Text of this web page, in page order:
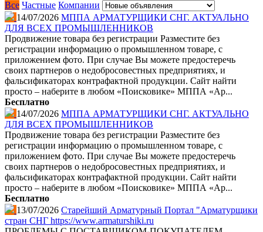
Все Частные Компании
14/07/2026 МППА АРМАТУРЩИКИ СНГ. АКТУАЛЬНО
ДЛЯ ВСЕХ ПРОМЫШЛЕННИКОВ
Продвижение товара без регистрации Разместите без
регистрации информацию о промышленном товаре, с
приложением фото. При случае Вы можете предостеречь
своих партнеров о недобросовестных предприятиях, и
фальсификаторах контрафактной продукции. Сайт найти
просто – наберите в любом «Поисковике» МППА «Ар...
Бесплатно
14/07/2026 МППА АРМАТУРЩИКИ СНГ. АКТУАЛЬНО
ДЛЯ ВСЕХ ПРОМЫШЛЕННИКОВ
Продвижение товара без регистрации Разместите без
регистрации информацию о промышленном товаре, с
приложением фото. При случае Вы можете предостеречь
своих партнеров о недобросовестных предприятиях, и
фальсификаторах контрафактной продукции. Сайт найти
просто – наберите в любом «Поисковике» МППА «Ар...
Бесплатно
13/07/2026 Старейший Арматурный Портал "Арматурщики
стран СНГ https://www.armaturshiki.ru